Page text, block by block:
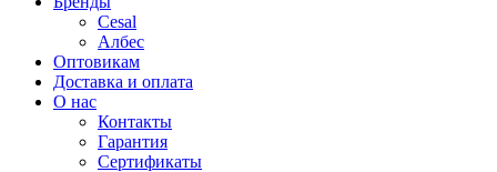
Cesal
Албес
Оптовикам
Доставка и оплата
О нас
Контакты
Гарантия
Сертификаты